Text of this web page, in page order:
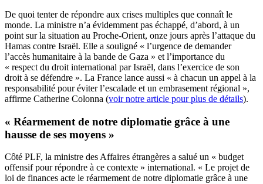
De quoi tenter de répondre aux crises multiples que connaît le
monde. La ministre n’a évidemment pas échappé, d’abord, à un
point sur la situation au Proche-Orient, onze jours après l’attaque du
Hamas contre Israël. Elle a souligné « l’urgence de demander
l’accès humanitaire à la bande de Gaza » et l’importance du
« respect du droit international par Israël, dans l’exercice de son
droit à se défendre ». La France lance aussi « à chacun un appel à la
responsabilité pour éviter l’escalade et un embrasement régional »,
affirme Catherine Colonna (voir notre article pour plus de détails).
« Réarmement de notre diplomatie grâce à une
hausse de ses moyens »
Côté PLF, la ministre des Affaires étrangères a salué un « budget
offensif pour répondre à ce contexte » international. « Le projet de
loi de finances acte le réarmement de notre diplomatie grâce à une